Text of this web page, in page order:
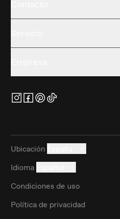
Ubicación
Idioma
Condiciones de uso
Política de privacidad